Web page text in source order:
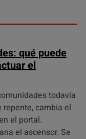
qué puede
el
todavía
repente, cambia el
el portal.
el ascensor. Se